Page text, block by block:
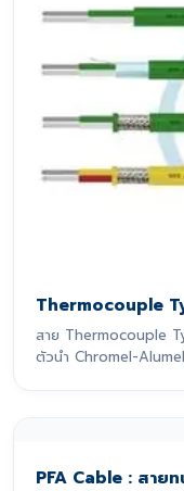
Thermocouple
สาย Thermocouple
ตัวนำ Chromel-Alumel
PFA Cable : สาย